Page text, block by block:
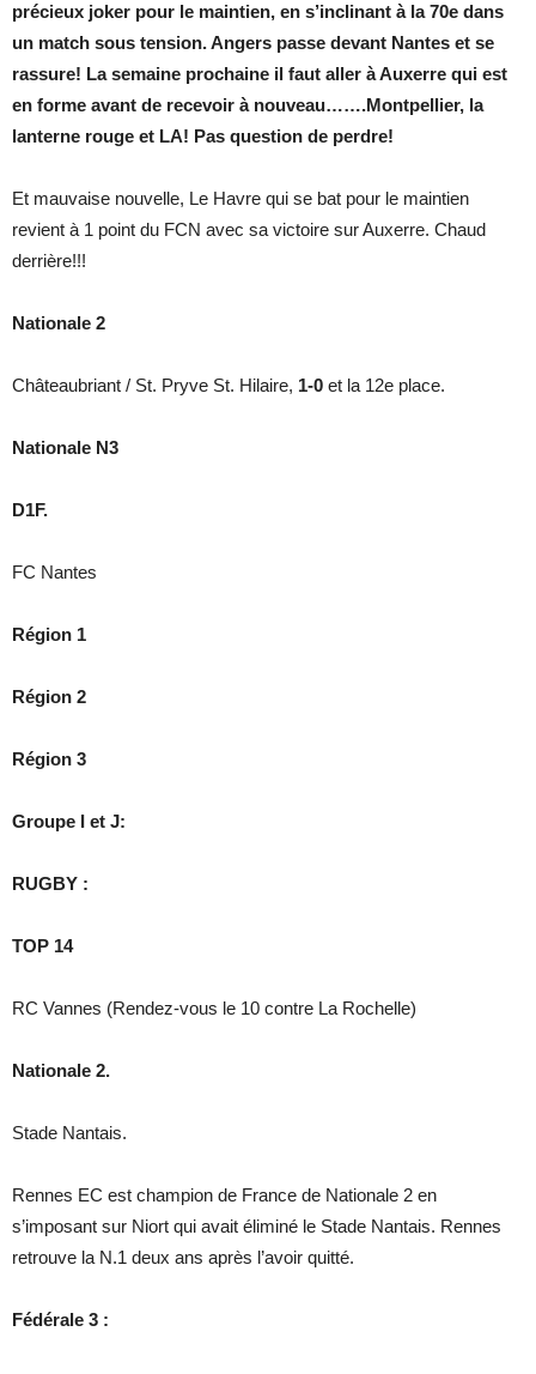
précieux joker pour le maintien, en s’inclinant à la 70e dans
un match sous tension. Angers passe devant Nantes et se
rassure! La semaine prochaine il faut aller à Auxerre qui est
en forme avant de recevoir à nouveau…….Montpellier, la
lanterne rouge et LA! Pas question de perdre!
Et mauvaise nouvelle, Le Havre qui se bat pour le maintien
revient à 1 point du FCN avec sa victoire sur Auxerre. Chaud
derrière!!!
Nationale 2
Châteaubriant / St. Pryve St. Hilaire, 1-0 et la 12e place.
Nationale N3
D1F.
FC Nantes
Région 1
Région 2
Région 3
Groupe I et J:
RUGBY :
TOP 14
RC Vannes (Rendez-vous le 10 contre La Rochelle)
Nationale 2.
Stade Nantais.
Rennes EC est champion de France de Nationale 2 en
s’imposant sur Niort qui avait éliminé le Stade Nantais. Rennes
retrouve la N.1 deux ans après l’avoir quitté.
Fédérale 3 :